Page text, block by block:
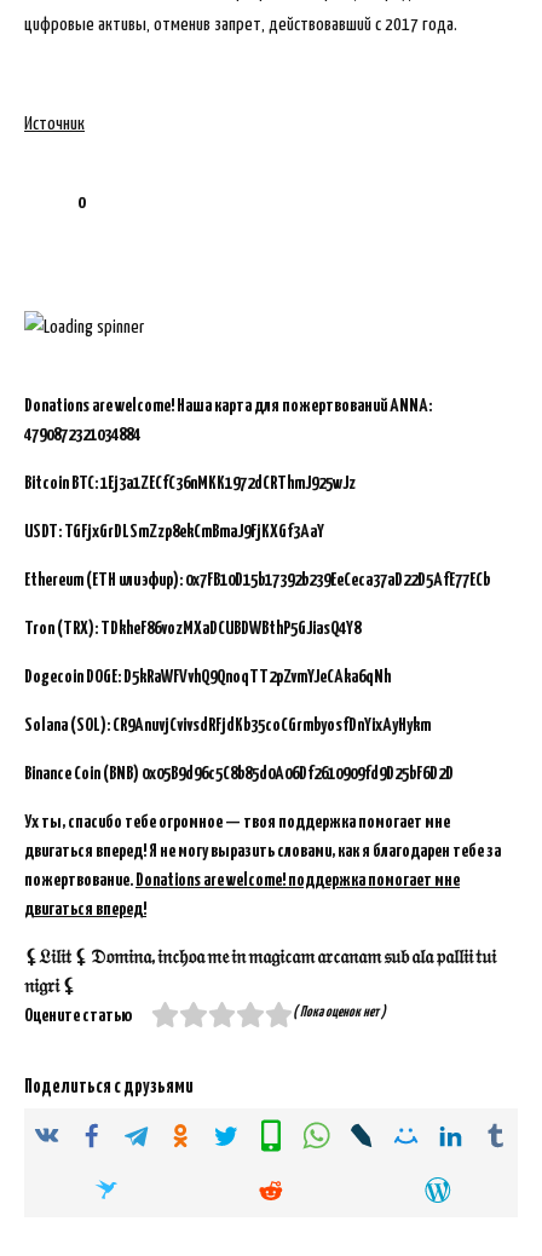
цифровые активы, отменив запрет, действовавший с 2017 года.
Источник
0
Donations are welcome! Наша карта для пожертвований ANNA:
4790872321034884
Bitcoin BTC:1Ej3a1ZECfC36nMKK1972dCRThmJ925wJz
USDT: TGFjxGrDLSmZzp8ekCmBmaJ9FjKXGf3AaY
Ethereum (ETH или эфир): 0x7FB10D15b17392b239EeCeca37aD22D5AfE77ECb
Tron (TRX): TDkheF86vozMXaDCUBDWBthP5GJiasQ4Y8
Dogecoin DOGE: D5kRaWFVvhQ9QnoqTT2pZvmYJeCAka6qNh
Solana (SOL): CR9AnuvjCvivsdRFjdKb35coCGrmbyosfDnYixAyHykm
Binance Coin (BNB) 0x05B9d96c5C8b85d0A06Df2610909fd9D25bF6D2D
Ух ты, спасибо тебе огромное — твоя поддержка помогает мне
двигаться вперед! Я не могу выразить словами, как я благодарен тебе за
пожертвование. Donations are welcome! поддержка помогает мне
двигаться вперед!
⚸𝔏𝔦𝔩𝔦𝔱 ⚸ 𝔇𝔬𝔪𝔦𝔫𝔞, 𝔦𝔫𝔠𝔥𝔬𝔞 𝔪𝔢 𝔦𝔫 𝔪𝔞𝔤𝔦𝔠𝔞𝔪 𝔞𝔯𝔠𝔞𝔫𝔞𝔪 𝔰𝔲𝔟 𝔞𝔩𝔞 𝔭𝔞𝔩𝔩𝔦𝔦 𝔱𝔲𝔦
𝔫𝔦𝔤𝔯𝔦 ⚸
Оцените статью
( Пока оценок нет )
Поделиться с друзьями